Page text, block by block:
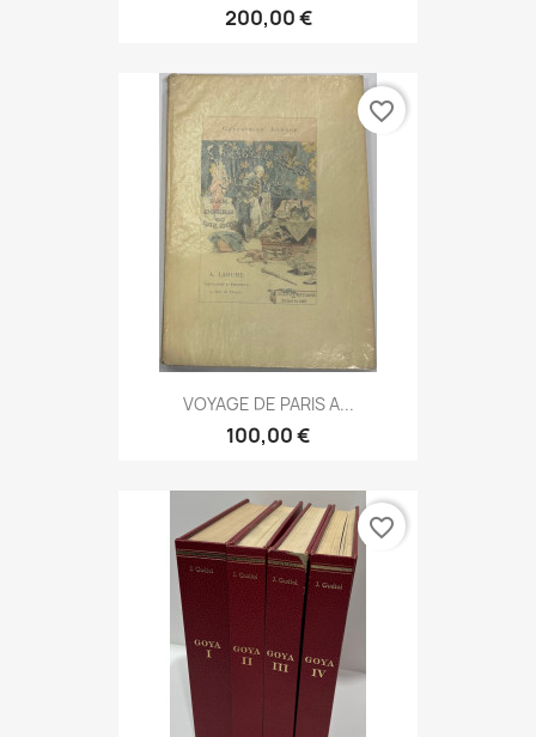
200,00 €
VOYAGE DE PARIS A...
100,00 €
favorite_border
favorite_border